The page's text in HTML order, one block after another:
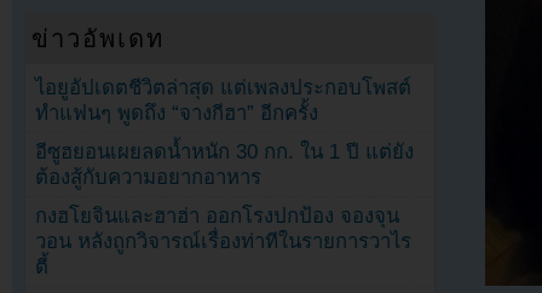
ข่าวอัพเดท
ไอยูอัปเดตชีวิตล่าสุด แต่เพลงประกอบโพสต์
ทำแฟนๆ พูดถึง “จางกีฮา” อีกครั้ง
อีซูฮยอนเผยลดน้ำหนัก 30 กก. ใน 1 ปี แต่ยัง
ต้องสู้กับความอยากอาหาร
กงฮโยจินและฮาฮ่า ออกโรงปกป้อง จองจุน
วอน หลังถูกวิจารณ์เรื่องท่าทีในรายการวาไร
ตี้